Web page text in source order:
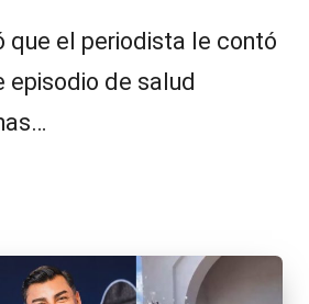
que el periodista le contó
episodio de salud